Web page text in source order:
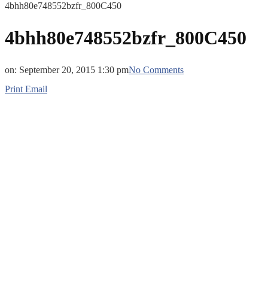
4bhh80e748552bzfr_800C450
4bhh80e748552bzfr_800C450
on: September 20, 2015 1:30 pmNo Comments
Print Email